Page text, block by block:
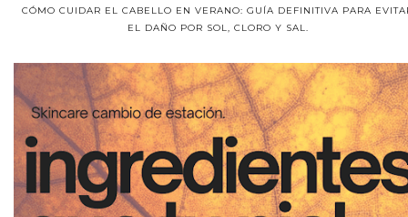
CÓMO CUIDAR EL CABELLO EN VERANO: GUÍA DEFINITIVA PARA
EL DAÑO POR SOL, CLORO Y SAL.